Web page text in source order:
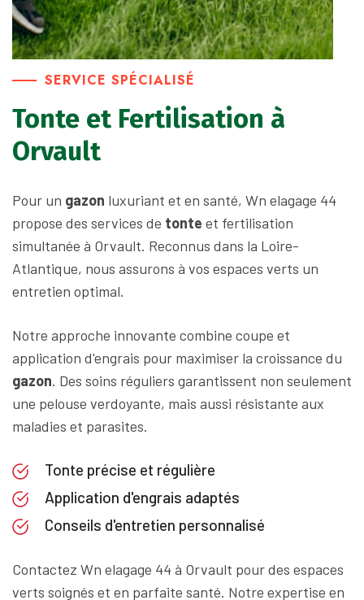
SERVICE SPÉCIALISÉ
Tonte et Fertilisation à
Orvault
Pour un gazon luxuriant et en santé, Wn elagage 44
propose des services de tonte et fertilisation
simultanée à Orvault. Reconnus dans la Loire-
Atlantique, nous assurons à vos espaces verts un
entretien optimal.
Notre approche innovante combine coupe et
application d'engrais pour maximiser la croissance du
gazon. Des soins réguliers garantissent non seulement
une pelouse verdoyante, mais aussi résistante aux
maladies et parasites.
Tonte précise et régulière
Application d'engrais adaptés
Conseils d'entretien personnalisé
Contactez Wn elagage 44 à Orvault pour des espaces
verts soignés et en parfaite santé. Notre expertise en